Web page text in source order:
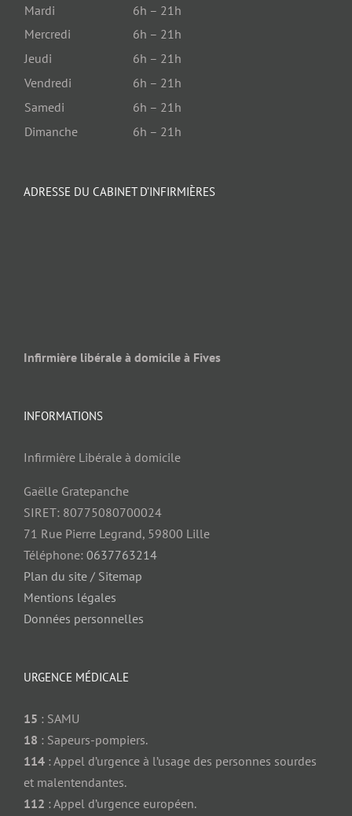
Mardi
6h – 21h
Mercredi
6h – 21h
Jeudi
6h – 21h
Vendredi
6h – 21h
Samedi
6h – 21h
Dimanche
6h – 21h
ADRESSE DU CABINET D’INFIRMIÈRES
Infirmière libérale à domicile à Fives
INFORMATIONS
Infirmière Libérale à domicile
Gaëlle Gratepanche
SIRET: 80775080700024
71 Rue Pierre Legrand, 59800 Lille
Téléphone: 0637763214
Plan du site / Sitemap
Mentions légales
Données personnelles
URGENCE MÉDICALE
15 : SAMU
18 : Sapeurs-pompiers.
114 : Appel d’urgence à l’usage des personnes sourdes
et malentendantes.
112 : Appel d’urgence européen.